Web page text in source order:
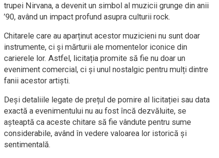
trupei Nirvana, a devenit un simbol al muzicii grunge din anii
’90, având un impact profund asupra culturii rock.
Chitarele care au aparținut acestor muzicieni nu sunt doar
instrumente, ci și mărturii ale momentelor iconice din
carierele lor. Astfel, licitația promite să fie nu doar un
eveniment comercial, ci și unul nostalgic pentru mulți dintre
fanii acestor artiști.
Deși detaliile legate de prețul de pornire al licitației sau data
exactă a evenimentului nu au fost încă dezvăluite, se
așteaptă ca aceste chitare să fie vândute pentru sume
considerabile, având în vedere valoarea lor istorică și
sentimentală.